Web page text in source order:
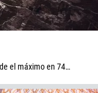
el máximo en 74…